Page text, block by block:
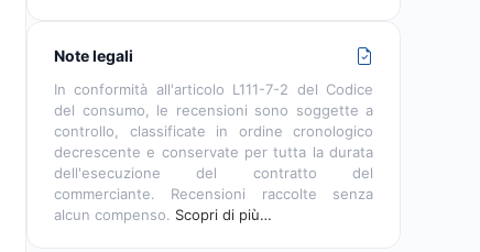
Note legali
In conformità all'articolo L111-7-2 del Codice
del consumo, le recensioni sono soggette a
controllo, classificate in ordine cronologico
decrescente e conservate per tutta la durata
dell'esecuzione del contratto del
commerciante. Recensioni raccolte senza
alcun compenso. Scopri di più…